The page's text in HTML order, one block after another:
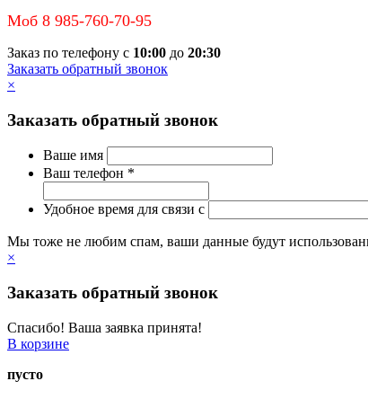
Моб 8 985-760-70-95
Заказ по телефону с 10:00 до 20:30
Заказать обратный звонок
×
Заказать обратный звонок
Ваше имя
Ваш телефон *
Удобное время для связи c
Мы тоже не любим спам, ваши данные будут
×
Заказать обратный звонок
Спасибо! Ваша заявка принята!
В корзине
пусто